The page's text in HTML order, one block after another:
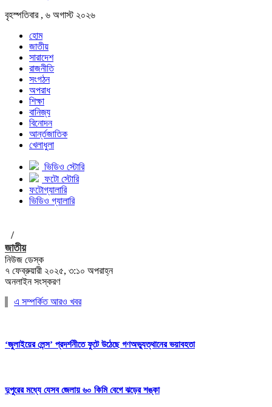
বৃহস্পতিবার , ৬ অগাস্ট ২০২৬
হোম
জাতীয়
সারাদেশ
রাজনীতি
সংগঠন
অপরাধ
শিক্ষা
বানিজ্য
বিনোদন
আর্ন্তজাতিক
খেলাধুলা
ভিডিও স্টোরি
ফটো স্টোরি
ফটোগ্যালারি
ভিডিও গ্যালারি
/
জাতীয়
নিউজ ডেস্ক
৭ ফেব্রুয়ারী ২০২৫, ৩:১০ অপরাহ্ন
অনলাইন সংস্করণ
এ সম্পর্কিত আরও খবর
‘জুলাইয়ের লেন্স’ প্রদর্শনীতে ফুটে উঠেছে গণঅভ্যুত্থানের ভয়াবহতা
দুপুরের মধ্যে যেসব জেলায় ৬০ কিমি বেগে ঝড়ের শঙ্কা